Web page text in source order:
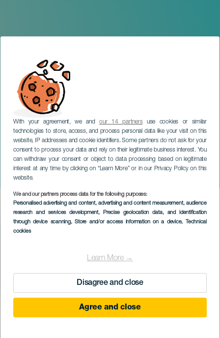
With your agreement, we andour 14 partnersuse cookies or similar
technologies to store, access, and process personal data like your visit on this
website, IP addresses and cookie identifiers. Some partners do not ask for your
consent to process your data and rely on their legitimate business interest. You
can withdraw your consent or object to data processing based on legitimate
interest at any time by clicking on “Learn More” or in our Privacy Policy on this
website.
We and our partners process data for the following purposes:
Personalised advertising and content, advertising and content measurement, audience
research and services development, Precise geolocation data, and identification
through device scanning, Store and/or access information on a device, Technical
cookies
Learn More →
Disagree and close
Agree and close
Joaquín Caserza: Rozhovory
s mou myslí
TENERIFE
Imagen
Listado
08 November 2026